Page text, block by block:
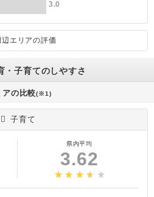
3.0
辺エリアの評価
・子育てのしやすさ
アの比較(※1)
子育て
県内平均
3.62